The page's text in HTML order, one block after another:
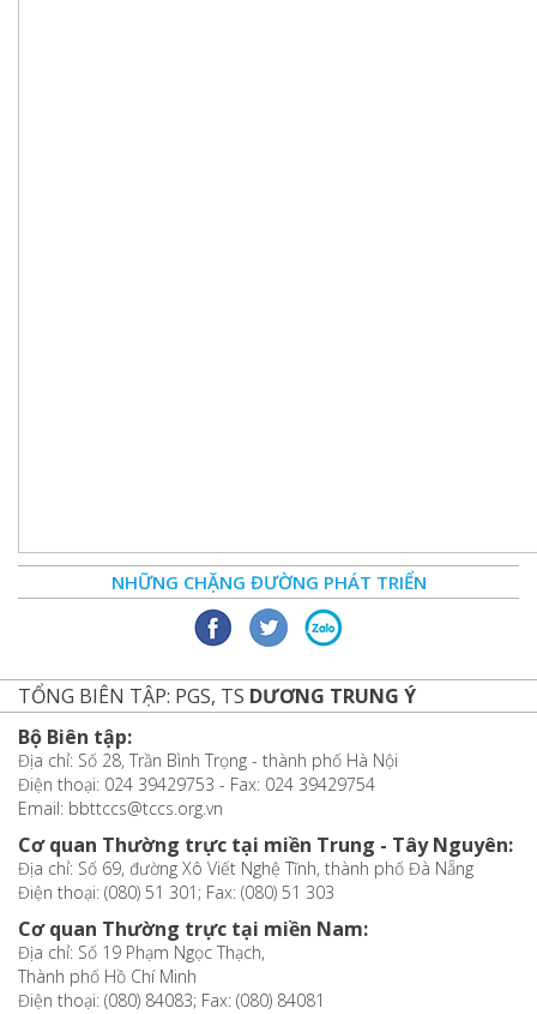
NHỮNG CHẶNG ĐƯỜNG PHÁT TRIỂN
TỔNG BIÊN TẬP: PGS, TS DƯƠNG TRUNG Ý
Bộ Biên tập:
Địa chỉ: Số 28, Trần Bình Trọng - thành phố Hà Nội
Điện thoại: 024 39429753 - Fax: 024 39429754
Email: bbttccs@tccs.org.vn
Cơ quan Thường trực tại miền Trung - Tây Nguyên:
Địa chỉ: Số 69, đường Xô Viết Nghệ Tĩnh, thành phố Đà Nẵng
Điện thoại: (080) 51 301; Fax: (080) 51 303
Cơ quan Thường trực tại miền Nam:
Địa chỉ: Số 19 Phạm Ngọc Thạch,
Thành phố Hồ Chí Minh
Điện thoại: (080) 84083; Fax: (080) 84081